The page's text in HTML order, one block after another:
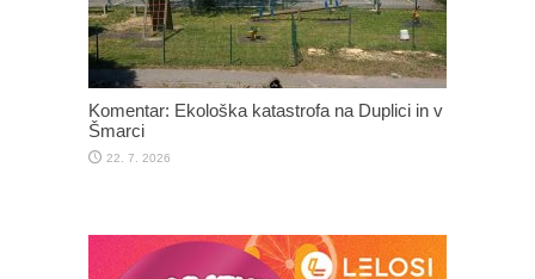
Komentar: Ekološka katastrofa na Duplici in v
Šmarci
22. 7. 2026